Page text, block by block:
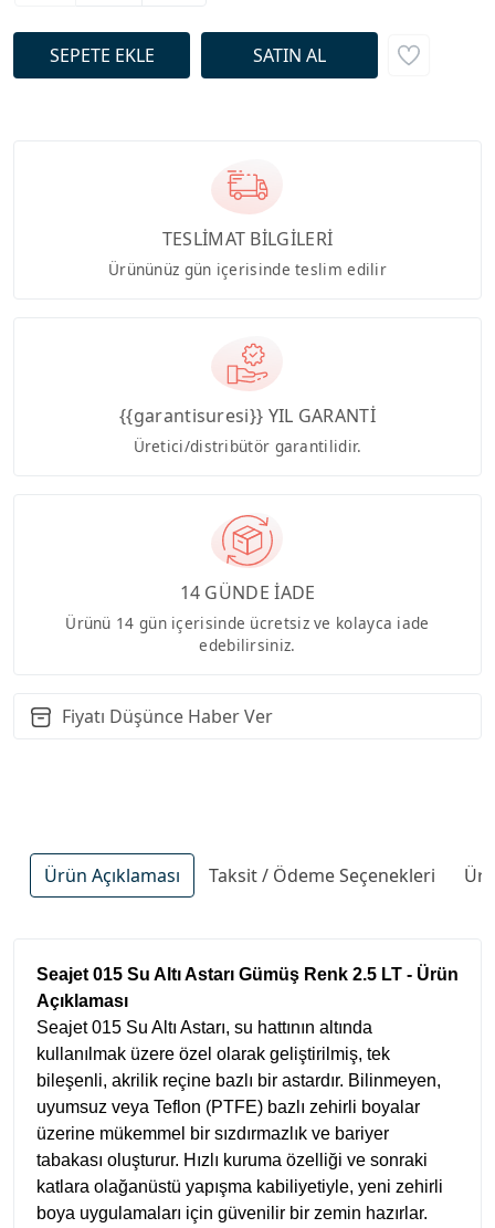
TESLİMAT BİLGİLERİ
Ürününüz gün içerisinde teslim edilir
{{garantisuresi}} YIL GARANTİ
Üretici/distribütör garantilidir.
14 GÜNDE İADE
Ürünü 14 gün içerisinde ücretsiz ve kolayca iade
edebilirsiniz.
Fiyatı Düşünce Haber Ver
Ürün Açıklaması Taksit / Ödeme Seçenekleri
Seajet 015 Su Altı Astarı Gümüş Renk 2.5 LT - Ürün
Açıklaması
Seajet 015 Su Altı Astarı, su hattının altında
kullanılmak üzere özel olarak geliştirilmiş, tek
bileşenli, akrilik reçine bazlı bir astardır. Bilinmeyen,
uyumsuz veya Teflon (PTFE) bazlı zehirli boyalar
üzerine mükemmel bir sızdırmazlık ve bariyer
tabakası oluşturur. Hızlı kuruma özelliği ve sonraki
katlara olağanüstü yapışma kabiliyetiyle, yeni zehirli
boya uygulamaları için güvenilir bir zemin hazırlar.